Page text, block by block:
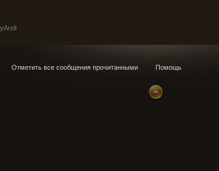
Отметить все сообщения прочитанными Помощь